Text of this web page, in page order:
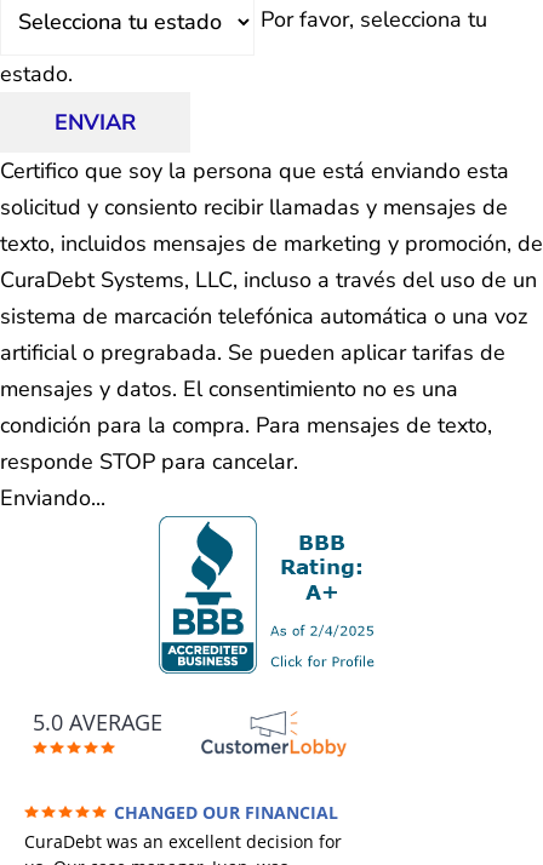
Por favor, selecciona tu
estado.
ENVIAR
Certifico que soy la persona que está enviando esta
solicitud y consiento recibir llamadas y mensajes de
texto, incluidos mensajes de marketing y promoción, de
CuraDebt Systems, LLC, incluso a través del uso de un
sistema de marcación telefónica automática o una voz
artificial o pregrabada. Se pueden aplicar tarifas de
mensajes y datos. El consentimiento no es una
condición para la compra. Para mensajes de texto,
responde STOP para cancelar.
Enviando...
5.0 AVERAGE
CHANGED OUR FINANCIAL
FUTURE (credit 200 Points / 90 K in debt
GONE)
CuraDebt was an excellent decision for